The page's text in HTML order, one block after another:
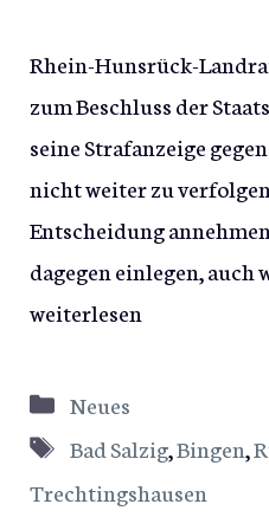
Rhein-Hunsrück-
zum Beschluss der
seine Strafanzeige
nicht weiter zu
Entscheidung
dagegen einlegen, auch
weiterlesen
Kategorien
Neues
Schlagwörter
Bad Salzig,Bingen,
Trechtingshausen